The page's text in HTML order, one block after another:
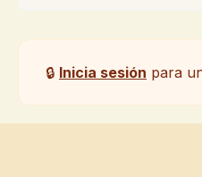
🔒 Inicia sesión para